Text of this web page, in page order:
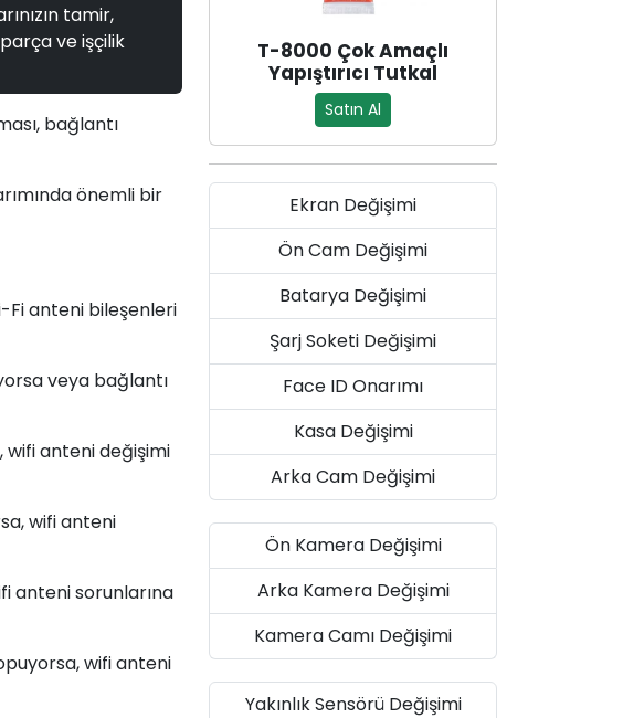
tamir,
ve işçilik
bağlantı
önemli bir
Fi anteni bileşenleri
veya bağlantı
wifi anteni değişimi
wifi anteni
anteni sorunlarına
wifi anteni
T-8000 Çok Amaçlı
Yapıştırıcı Tutkal
Satın Al
Ekran Değişimi
Ön Cam Değişimi
Batarya Değişimi
Şarj Soketi Değişimi
Face ID Onarımı
Kasa Değişimi
Arka Cam Değişimi
Ön Kamera Değişimi
Arka Kamera Değişimi
Kamera Camı Değişimi
Yakınlık Sensörü Değişimi